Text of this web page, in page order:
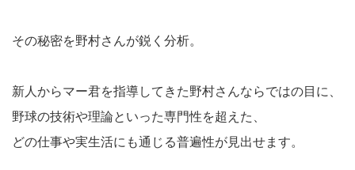
その秘密を野村さんが鋭く分析。
新人からマー君を指導してきた野村さんならではの目に、
野球の技術や理論といった専門性を超えた、
どの仕事や実生活にも通じる普遍性が見出せます。